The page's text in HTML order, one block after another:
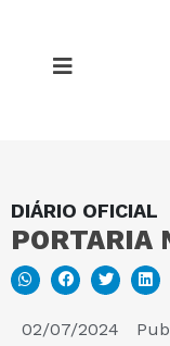
DIÁRIO OFICIAL
PORTARIA
02/07/2024
MAPA DO SITE
PORTAL DA